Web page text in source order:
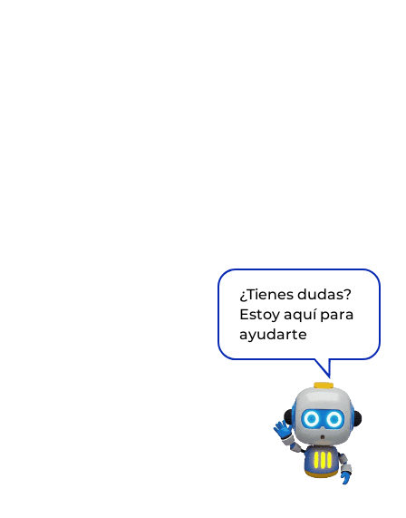
¿Tienes dudas?
Estoy aquí para
ayudarte